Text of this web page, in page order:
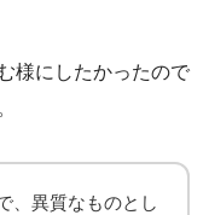
様にしたかったので
、異質なものとし